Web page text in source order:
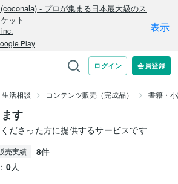
活相談 コンテンツ販売（完成品） 書籍・
す
ださった方に提供するサービスです
売実績 8件
0人